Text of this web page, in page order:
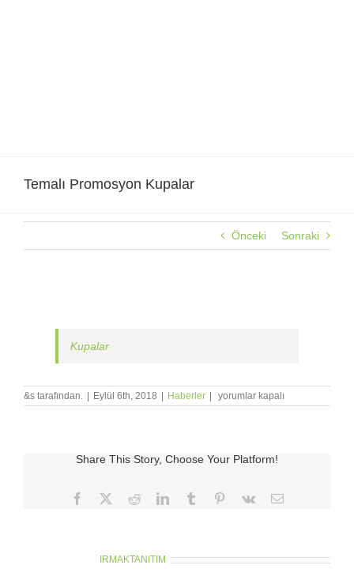
Temalı Promosyon Kupalar
Önceki Sonraki
Kupalar
&s tarafından. Eylül 6th, 2018 Haberler
Temalı
Promosyon
yorumlar kapalı
Share This Story, Choose Your Platform!
Facebook RedditLinkedInTumblr Pinterest
Vk
E-
IRMAKTANITIM